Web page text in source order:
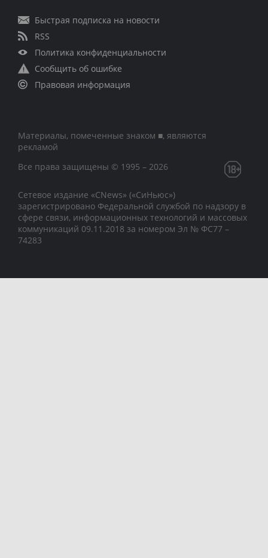
Быстрая подписка на новости
RSS
Политика конфиденциальности
Сообщить об ошибке
Правовая информация
Материалы, помеченные знаком ■, являются
рекламой
Все права защищены © 1995 – 2026
Сетевое издание «CNews» («СиНьюс»)
зарегистрировано Федеральной службой по надзору в
сфере связи, информационных технологий и массовых
коммуникаций 09.11.2018 за номером Эл № ФС77 –
74283